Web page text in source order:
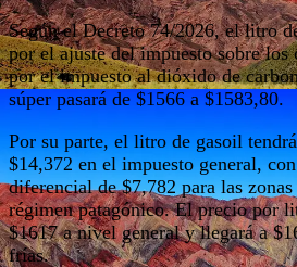
Según el Decreto 74/2026, el litro
por el ajuste del impuesto sobre
por el impuesto al dióxido de
súper pasará de $1566 a $1583,80.
Por su parte, el litro de gasoil
$14,372 en el impuesto general,
diferencial de $7,782 para las
régimen patagónico. El precio por
$1617 a nivel general y llegará a
frías.